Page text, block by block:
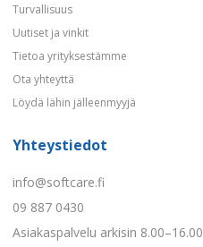
Turvallisuus
Uutiset ja vinkit
Tietoa yrityksestämme
Ota yhteyttä
Löydä lähin jälleenmyyjä
Yhteystiedot
info@softcare.fi
09 887 0430
Asiakaspalvelu arkisin 8.00–16.00